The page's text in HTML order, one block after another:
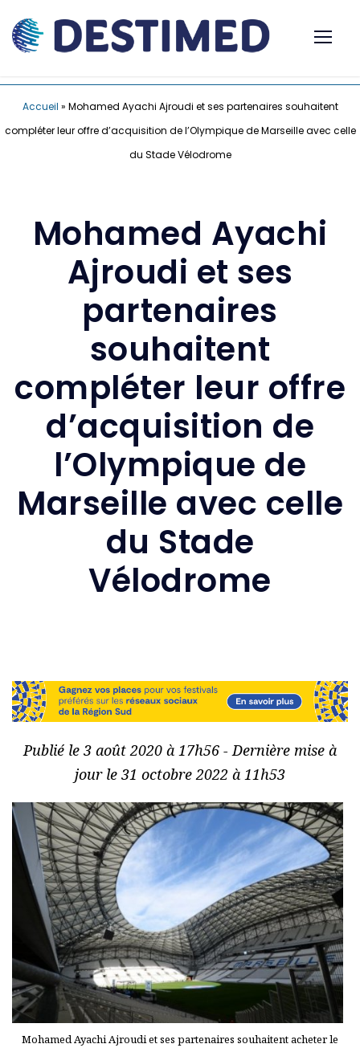
Accueil » Mohamed Ayachi Ajroudi et ses partenaires souhaitent
compléter leur offre d’acquisition de l’Olympique de Marseille avec celle
du Stade Vélodrome
Mohamed Ayachi
Ajroudi et ses
partenaires
souhaitent
compléter leur offre
d’acquisition de
l’Olympique de
Marseille avec celle
du Stade
Vélodrome
Publié le 3 août 2020 à 17h56 - Dernière mise à
jour le 31 octobre 2022 à 11h53
Mohamed Ayachi Ajroudi et ses partenaires souhaitent acheter le